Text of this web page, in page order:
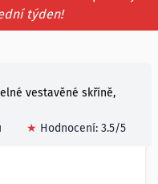
týden!
vestavěné skříně,
★ Hodnocení: 3.5/5